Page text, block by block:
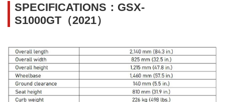
SPECIFICATIONS：GSX-
S1000GT（2021）